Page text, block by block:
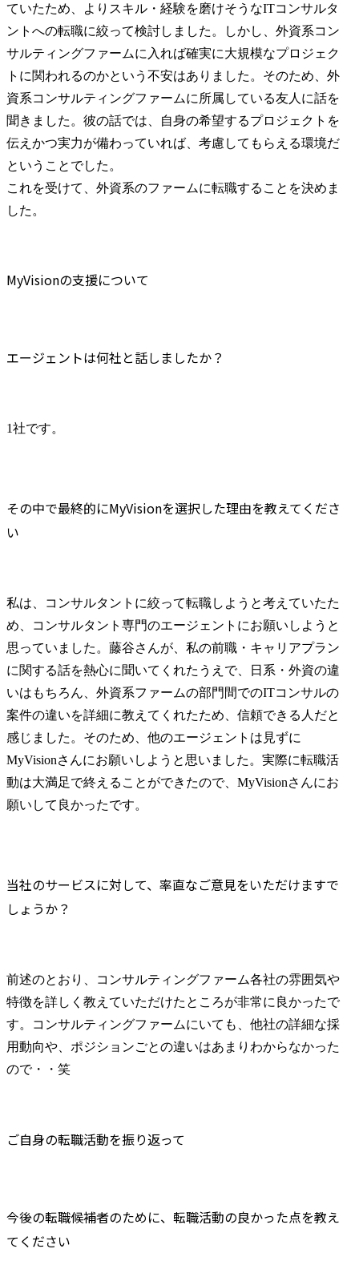
ていたため、よりスキル・経験を磨けそうなITコンサルタ
ントへの転職に絞って検討しました。しかし、外資系コン
サルティングファームに入れば確実に大規模なプロジェク
トに関われるのかという不安はありました。そのため、外
資系コンサルティングファームに所属している友人に話を
聞きました。彼の話では、自身の希望するプロジェクトを
伝えかつ実力が備わっていれば、考慮してもらえる環境だ
ということでした。
これを受けて、外資系のファームに転職することを決めま
した。
MyVisionの支援について
エージェントは何社と話しましたか？
1社です。
その中で最終的にMyVisionを選択した理由を教えてくださ
い
私は、コンサルタントに絞って転職しようと考えていたた
め、コンサルタント専門のエージェントにお願いしようと
思っていました。藤谷さんが、私の前職・キャリアプラン
に関する話を熱心に聞いてくれたうえで、日系・外資の違
いはもちろん、外資系ファームの部門間でのITコンサルの
案件の違いを詳細に教えてくれたため、信頼できる人だと
感じました。そのため、他のエージェントは見ずに
MyVisionさんにお願いしようと思いました。実際に転職活
動は大満足で終えることができたので、MyVisionさんにお
願いして良かったです。
当社のサービスに対して、率直なご意見をいただけますで
しょうか？
前述のとおり、コンサルティングファーム各社の雰囲気や
特徴を詳しく教えていただけたところが非常に良かったで
す。コンサルティングファームにいても、他社の詳細な採
用動向や、ポジションごとの違いはあまりわからなかった
ので・・笑
ご自身の転職活動を振り返って
今後の転職候補者のために、転職活動の良かった点を教え
てください